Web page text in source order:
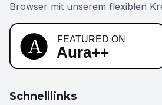
Browser mit unserem flexiblen
Schnelllinks